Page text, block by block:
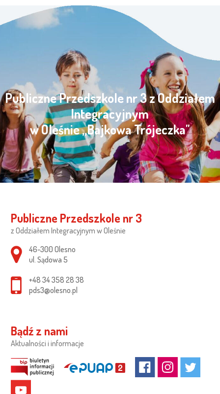
Publiczne Przedszkole nr 3 z Oddziałem
Integracyjnym
w Oleśnie „Bajkowa Trójeczka"
Publiczne Przedszkole nr 3
z Oddziałem Integracyjnym w Oleśnie
Adres pocztowy:
46-300 Olesno
ul. Sądowa 5
+48 34 358 28 38
pds3@olesno.pl
Bądź z nami
Aktualności i informacje